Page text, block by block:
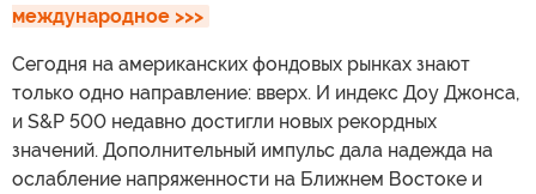
международное >>>
Сегодня на американских фондовых рынках знают
только одно направление: вверх. И индекс Доу Джонса,
и S&P 500 недавно достигли новых рекордных
значений. Дополнительный импульс дала надежда на
ослабление напряженности на Ближнем Востоке и